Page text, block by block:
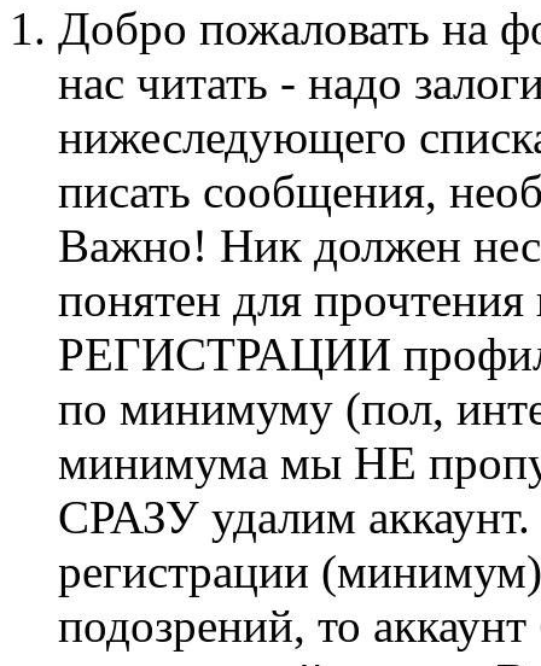
Добро пожаловать на
нас читать - надо
нижеследующего
писать сообщения,
Важно! Ник должен
понятен для
РЕГИСТРАЦИИ профиль
по минимуму (пол,
минимума мы НЕ
СРАЗУ удалим
регистрации
подозрений, то